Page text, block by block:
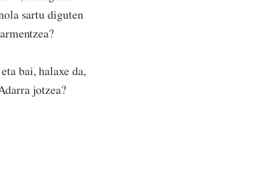
sartu diguten
bai, halaxe da,
jotzea?